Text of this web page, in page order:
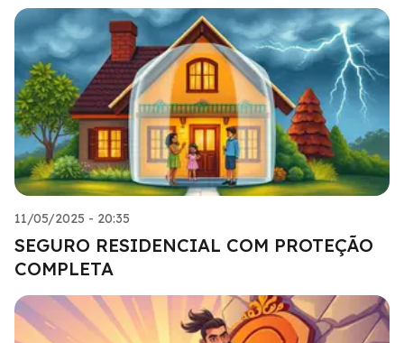
11/05/2025 - 20:35
SEGURO RESIDENCIAL COM PROTEÇÃO
COMPLETA